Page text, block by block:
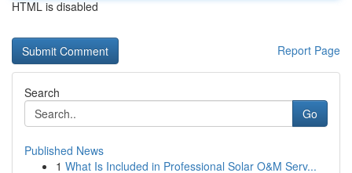
HTML is disabled
Report Page
Search
Go
Published News
1 What Is Included in Professional Solar O&M Serv...